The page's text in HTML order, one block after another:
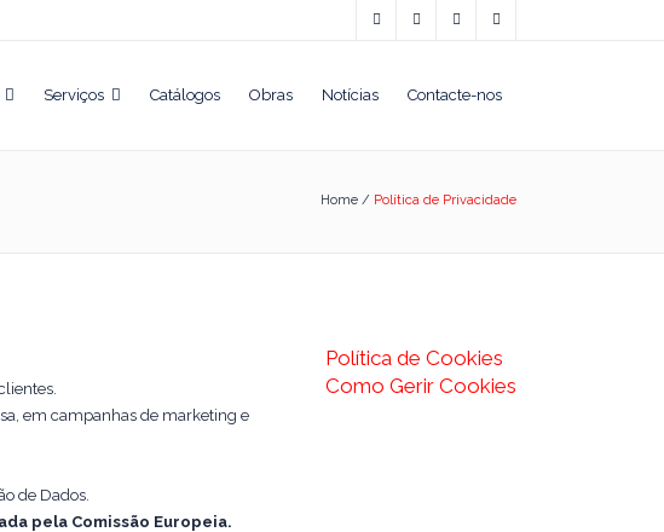
Serviços Catálogos Obras Notícias Contacte-nos
Home / Política de Privacidade
em campanhas de marketing e
de Dados.
pela Comissão Europeia.
Política de Cookies
Como Gerir Cookies